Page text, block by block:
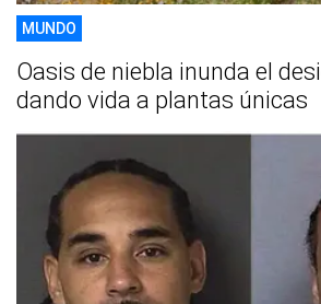
MUNDO
Oasis de niebla inunda el
dando vida a plantas únicas